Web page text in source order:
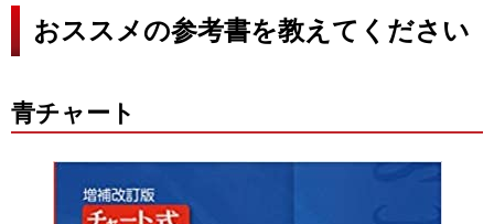
おススメの参考書を教えてください
青チャート